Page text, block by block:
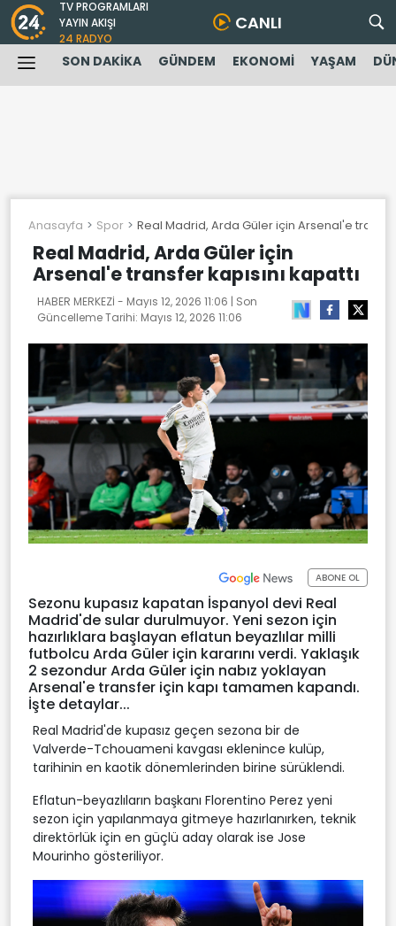
TV PROGRAMLARI
YAYIN AKIŞI
24 RADYO
CANLI
SON DAKİKA GÜNDEM EKONOMİ YAŞAM
Anasayfa Spor Real Madrid, Arda Güler için Arsenal'e transfer
Real Madrid, Arda Güler için
Arsenal'e transfer kapısını kapattı
HABER MERKEZİ - Mayıs 12, 2026 11:06 | Son
Güncelleme Tarihi: Mayıs 12, 2026 11:06
ABONE OL
Sezonu kupasız kapatan İspanyol devi Real
Madrid'de sular durulmuyor. Yeni sezon için
hazırlıklara başlayan eflatun beyazlılar milli
futbolcu Arda Güler için kararını verdi. Yaklaşık
2 sezondur Arda Güler için nabız yoklayan
Arsenal'e transfer için kapı tamamen kapandı.
İşte detaylar...
Real Madrid'de kupasız geçen sezona bir de
Valverde-Tchouameni kavgası eklenince kulüp,
tarihinin en kaotik dönemlerinden birine sürüklendi.
Eflatun-beyazlıların başkanı Florentino Perez yeni
sezon için yapılanmaya gitmeye hazırlanırken, teknik
direktörlük için en güçlü aday olarak ise Jose
Mourinho gösteriliyor.